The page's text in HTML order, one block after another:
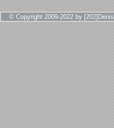
© Copyright 2009-2022 by [202]Denis